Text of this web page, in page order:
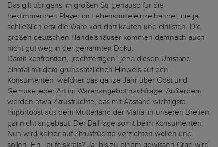
Das gilt übrigens im großen Stil genauso für die
bestimmenden Player im Lebensmitteleinzelhandel, die ja
schließlich erst die Ware von dort kaufen und einlisten. Die
großen deutschen Handelshäuser kommen demnach auch
nicht gut weg in der genannten Doku.
Damit konfrontiert, „rechtfertigen“ jene diesen Umstand
einmal mit dem grundsätzlichen Hinweis auf den
Konsumenten, welcher das ganze Jahr über Obst und
Gemüse jeder Art im Warenangebot nachfrage. Außerdem
werden etwa Zitrusfrüchte, das mit Abstand wichtigste
Importobst aus dem Mutterland der Mafia, in unseren Breiten
gar nicht angebaut. Der Ball läge somit beim Konsumenten.
Nun wird keiner auf Zitrusfrüchte verzichten wollen und
sollen. Ein Teufelskreis? Ja, bis zu einem gewissen Grad wird